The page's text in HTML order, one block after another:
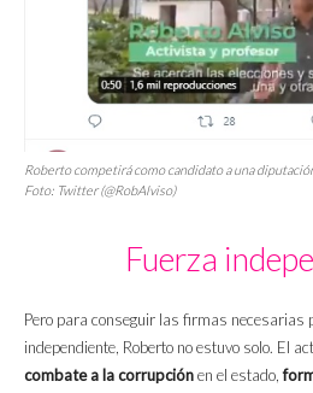
Roberto competirá como candidato a una
Foto: Twitter (@RobAlviso)
Fuerza
Pero para conseguir las firmas
independiente, Roberto no estuvo solo. El
combate a la corrupciónen el estado,